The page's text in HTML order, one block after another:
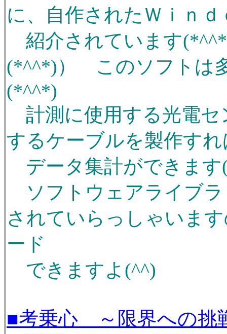
に、自作されたＷｉｎ
紹介されています
(*^^*)） このソフトは
(*^^*)
計測に使用する光電セ
するケーブルを製作す
データ集計ができま
ソフトウェアライブラ
されていらっしゃいま
ード
できますよ(^^)
■考乗心 ～限界への挑